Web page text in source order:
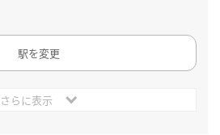
駅を変更
さらに表示